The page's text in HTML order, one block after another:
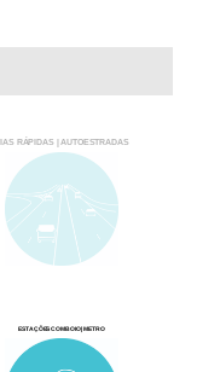
RÁPIDAS | AUTOESTRADAS
ESTAÇÕES COMBOIO | METRO